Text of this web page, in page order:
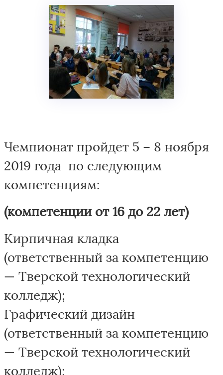
Чемпионат пройдет 5 – 8 ноября
2019 года по следующим
компетенциям:
(компетенции от 16 до 22 лет)
Кирпичная кладка
(ответственный за компетенцию
— Тверской технологический
колледж);
Графический дизайн
(ответственный за компетенцию
— Тверской технологический
колледж);